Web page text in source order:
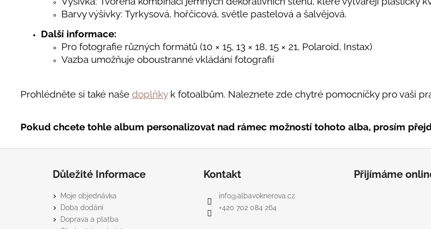
Barvy výšivky: Tyrkysová, hořčicová, světle pastelová a šalvějová.
Další informace:
Pro fotografie různých formátů (10 × 15, 13 × 18, 15 × 21, Polaroid, Instax)
Vazba umožňuje oboustranné vkládání fotografií
Prohlédněte si také naše doplňkyk fotoalbům. Naleznete zde chytré pomocníčky pro vaši
Pokud chcete tohle album personalizovat nad rámec možností tohoto alba, prosím
Důležité Informace
Moje objednávka
Doba dodání
Doprava a platba
Kontakt
info@albavoknerova.cz
+420 702 084 264
Přijímáme